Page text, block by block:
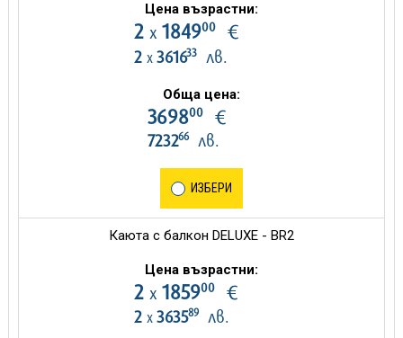
Цена възрастни:
2 х 184900€
2 х 361633лв.
Обща цена:
369800€
723266лв.
ИЗБЕРИ
Каюта с балкон DELUXE - BR2
Цена възрастни:
2 х 185900€
2 х 363589лв.